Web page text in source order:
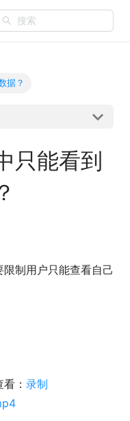
搜索
据？
只能看到
制用户只能查看自己
： 录制